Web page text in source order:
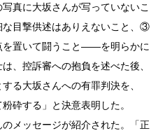
真に大坂さんが写っていないこ
目撃供述はありえないこと、③
を置いて闘うこと——を明らかに
、控訴審への抱負を述べた後、
る大坂さんへの有罪判決を、
砕する」と決意表明した。
メッセージが紹介された。「正